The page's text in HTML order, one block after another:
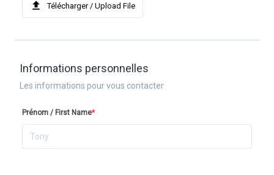
Télécharger / Upload File
Informations personnelles
Les informations pour vous contacter
Prénom / First Name*